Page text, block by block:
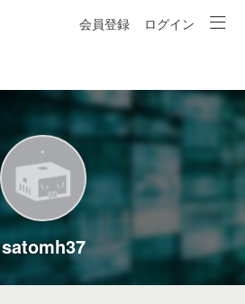
会員登録 ログイン
satomh37